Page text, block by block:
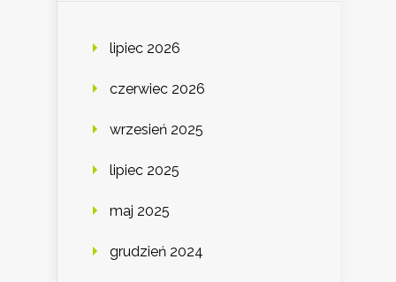
lipiec 2026
czerwiec 2026
wrzesień 2025
lipiec 2025
maj 2025
grudzień 2024